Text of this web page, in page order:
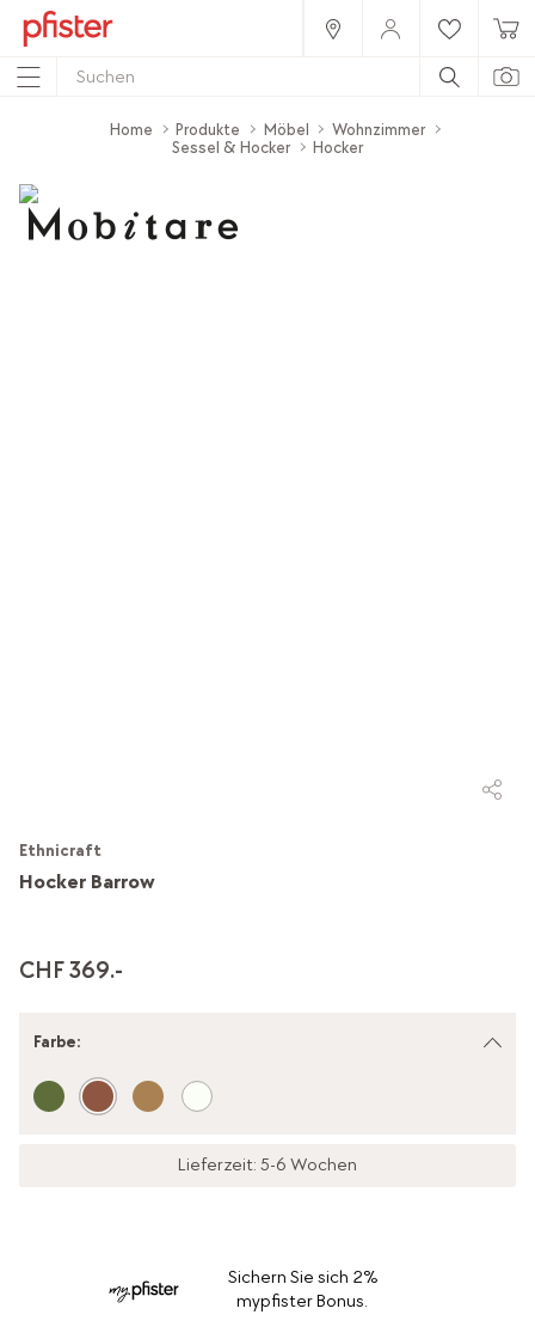
Home Produkte Möbel
Wohnzimmer
Sessel & Hocker
Hocker
Hocker Barrow
Ethnicraft
CHF 369.-
Farbe:
Lieferzeit: 5-6 Wochen
Sichern Sie sich 2%
mypfister Bonus.